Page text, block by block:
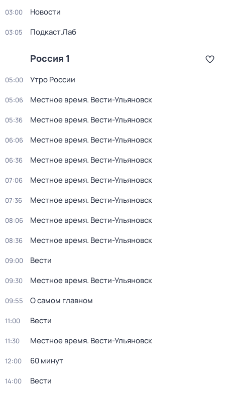
03:00 Новости
03:05 Подкаст.Лаб
Россия 1
05:00 Утро России
05:06 Местное время. Вести-Ульяновск
05:36 Местное время. Вести-Ульяновск
06:06 Местное время. Вести-Ульяновск
06:36 Местное время. Вести-Ульяновск
07:06 Местное время. Вести-Ульяновск
07:36 Местное время. Вести-Ульяновск
08:06 Местное время. Вести-Ульяновск
08:36 Местное время. Вести-Ульяновск
09:00 Вести
09:30 Местное время. Вести-Ульяновск
09:55 О самом главном
11:00 Вести
11:30 Местное время. Вести-Ульяновск
12:00 60 минут
14:00 Вести